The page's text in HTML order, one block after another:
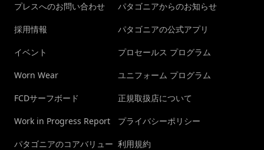
プレスへのお問い合わせ
採用情報
イベント
Worn Wear
FCDサーフボード
Work in Progress Report
パタゴニアのコアバリュー
パタゴニアからのお知らせ
パタゴニアの公式アプリ
プロセールス プログラム
ユニフォーム プログラム
正規取扱店について
プライバシーポリシー
利用規約